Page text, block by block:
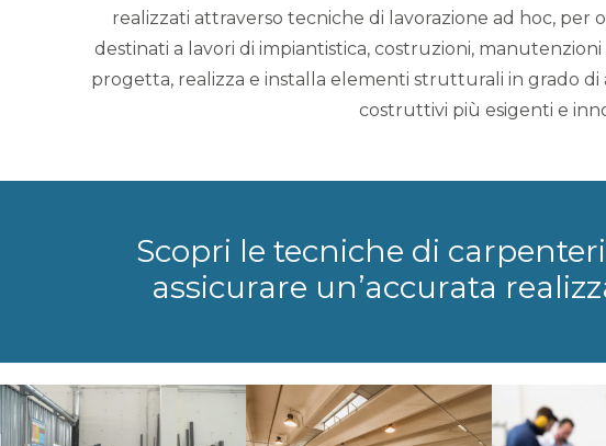
realizzati attraverso tecniche di lavorazione ad hoc,
destinati a lavori di impiantistica, costruzioni, manutenzioni
progetta, realizza e installa elementi strutturali in grado
costruttivi più esigenti e
Scopri le tecniche di
assicurare un’accurata